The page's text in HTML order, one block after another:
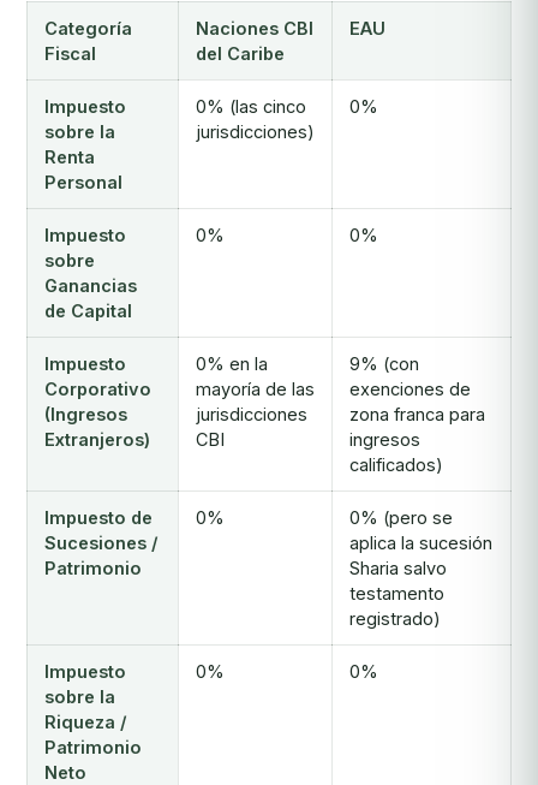
Categoría
Fiscal
Naciones CBI
del Caribe
EAU
Impuesto
sobre la
Renta
Personal
0% (las cinco
jurisdicciones)
0%
Impuesto
sobre
Ganancias
de Capital
0% 0%
Impuesto
Corporativo
(Ingresos
Extranjeros)
0% en la
mayoría de las
jurisdicciones
CBI
9% (con
exenciones de
zona franca para
ingresos
calificados)
Impuesto de
Sucesiones /
Patrimonio
0%
0% (pero se
aplica la sucesión
Sharia salvo
testamento
registrado)
Impuesto
sobre la
Riqueza /
Patrimonio
Neto
0% 0%